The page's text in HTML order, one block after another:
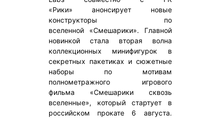
«Рики» анонсирует новые
конструкторы по
вселенной «Смешарики». Главной
новинкой стала вторая волна
коллекционных минифигурок в
секретных пакетиках и сюжетные
наборы по мотивам
полнометражного игрового
фильма «Смешарики сквозь
вселенные», который стартует в
российском прокате 6 августа.